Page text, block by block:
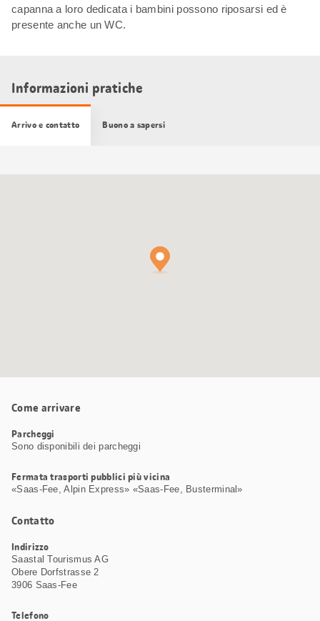
capanna a loro dedicata i bambini possono riposarsi ed è
presente anche un WC.
Informazioni pratiche
Arrivo e contatto Buono a sapersi
Come arrivare
Parcheggi
Sono disponibili dei parcheggi
Fermata trasporti pubblici più vicina
«Saas-Fee, Alpin Express» «Saas-Fee, Busterminal»
Contatto
Indirizzo
Saastal Tourismus AG
Obere Dorfstrasse 2
3906 Saas-Fee
Telefono